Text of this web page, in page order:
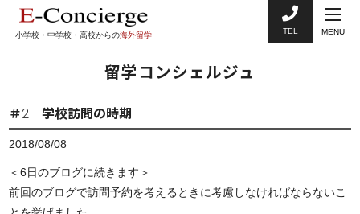
小学校・中学校・高校からの海外留学 TEL MENU
留学コンシェルジュ
＃2 学校訪問の時期
2018/08/08
＜6日のブログに続きます＞
前回のブログで訪問予約を考えるときに考慮しなければならないこ